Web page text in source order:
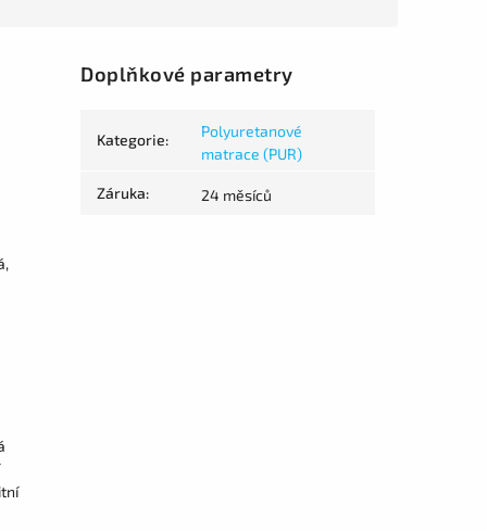
Doplňkové parametry
Kategorie:
Polyuretanové
matrace (PUR)
Záruka: 24 měsíců